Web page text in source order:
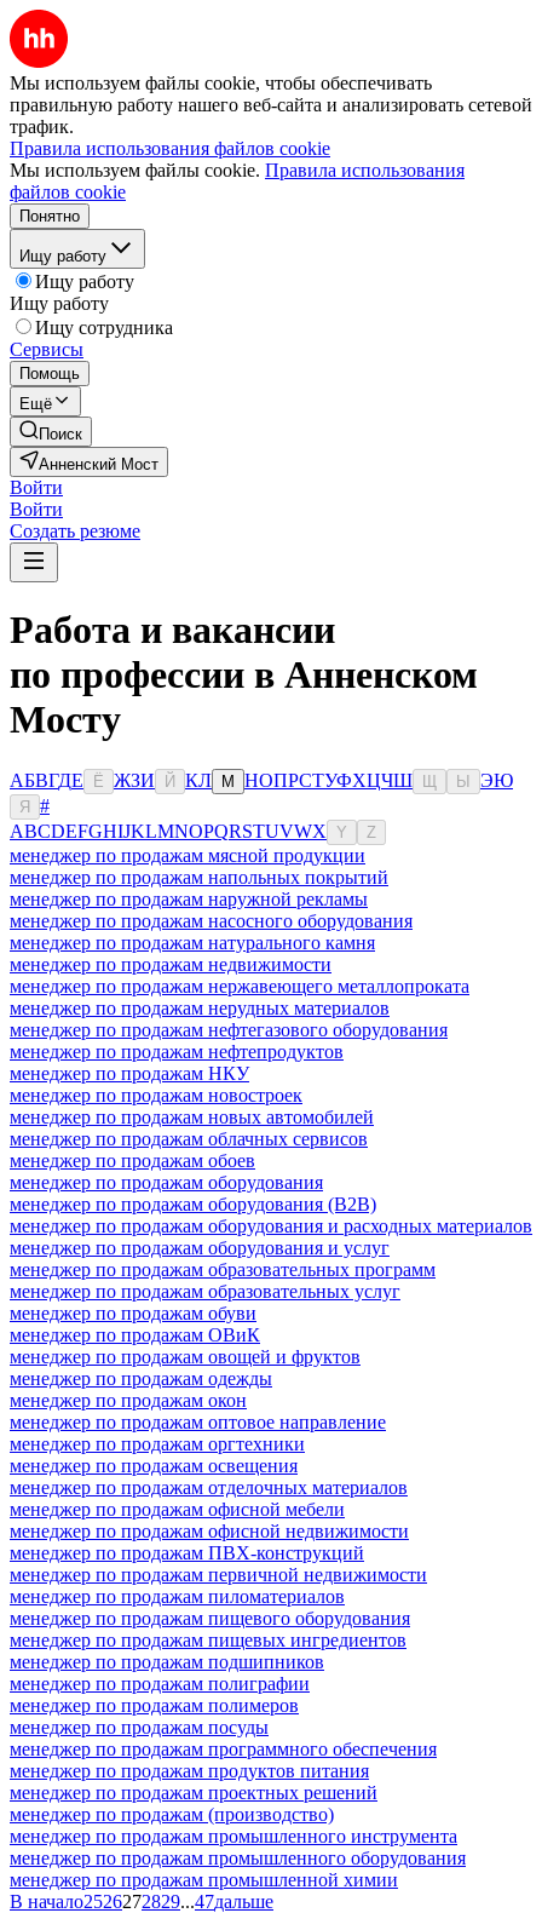
Мы используем файлы cookie, чтобы обеспечивать
правильную работу нашего веб-сайта и анализировать сетевой
трафик.
Правила использования файлов cookie
Мы используем файлы cookie. Правила использования
файлов cookie
Понятно
Ищу работу
Ищу работу
Ищу работу
Ищу сотрудника
Сервисы
Помощь
Ещё
Поиск
Анненский Мост
Войти
Войти
Создать резюме
Работа и вакансии
по профессии в Анненском
Мосту
АБВГДЕ Ё ЖЗИ Й КЛ М НОПРСТУФХЦЧШ Ы ЭЮ
Я
#
ABCDEFGHIJKLMNOPQRSTUVWX Y Z
менеджер по продажам мясной продукции
менеджер по продажам напольных покрытий
менеджер по продажам наружной рекламы
менеджер по продажам насосного оборудования
менеджер по продажам натурального камня
менеджер по продажам недвижимости
менеджер по продажам нержавеющего металлопроката
менеджер по продажам нерудных материалов
менеджер по продажам нефтегазового оборудования
менеджер по продажам нефтепродуктов
менеджер по продажам НКУ
менеджер по продажам новостроек
менеджер по продажам новых автомобилей
менеджер по продажам облачных сервисов
менеджер по продажам обоев
менеджер по продажам оборудования
менеджер по продажам оборудования (B2B)
менеджер по продажам оборудования и расходных материалов
менеджер по продажам оборудования и услуг
менеджер по продажам образовательных программ
менеджер по продажам образовательных услуг
менеджер по продажам обуви
менеджер по продажам ОВиК
менеджер по продажам овощей и фруктов
менеджер по продажам одежды
менеджер по продажам окон
менеджер по продажам оптовое направление
менеджер по продажам оргтехники
менеджер по продажам освещения
менеджер по продажам отделочных материалов
менеджер по продажам офисной мебели
менеджер по продажам офисной недвижимости
менеджер по продажам ПВХ-конструкций
менеджер по продажам первичной недвижимости
менеджер по продажам пиломатериалов
менеджер по продажам пищевого оборудования
менеджер по продажам пищевых ингредиентов
менеджер по продажам подшипников
менеджер по продажам полиграфии
менеджер по продажам полимеров
менеджер по продажам посуды
менеджер по продажам программного обеспечения
менеджер по продажам продуктов питания
менеджер по продажам проектных решений
менеджер по продажам (производство)
менеджер по продажам промышленного инструмента
менеджер по продажам промышленного оборудования
менеджер по продажам промышленной химии
В начало2526272829...47дальше